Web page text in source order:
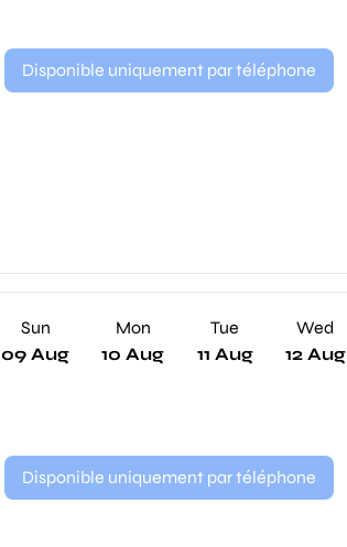
Disponible uniquement par téléphone
Sun
09 Aug
Mon
10 Aug
Tue
11 Aug
Wed
12 Aug
Disponible uniquement par téléphone